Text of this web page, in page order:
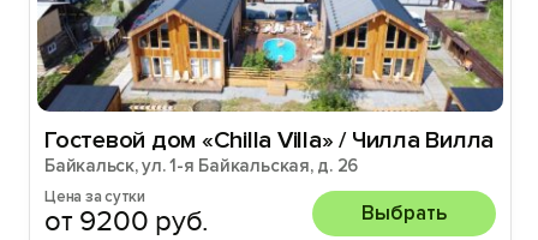
Гостевой дом «Chilla Villa» / Чилла Вилла
Байкальск, ул. 1-я Байкальская, д. 26
Цена за сутки
от 9200 руб. Выбрать